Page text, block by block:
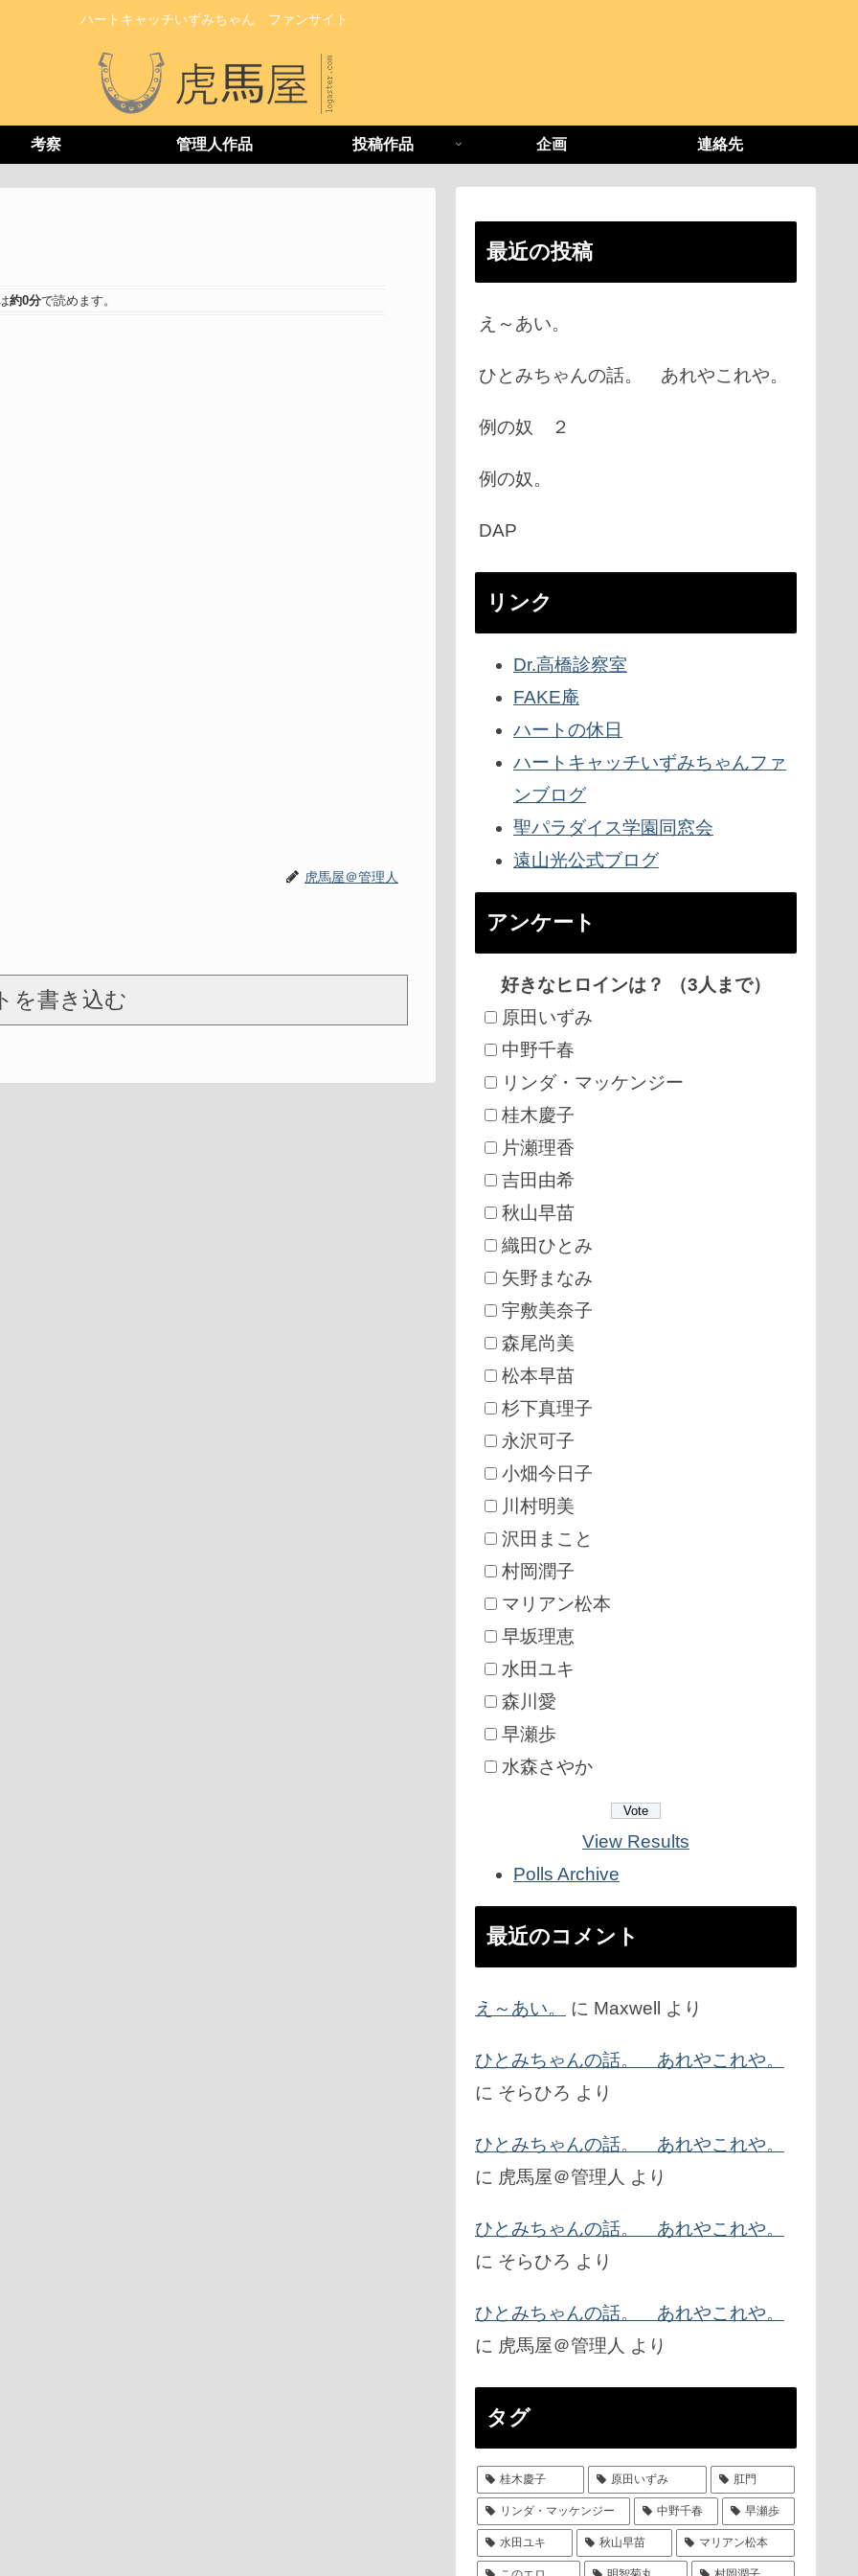
ハートキャッチいずみちゃん ファンサイト
考察 管理人作品 投稿作品 企画 連絡先
約0分で読めます。
虎馬屋＠管理人
を書き込む
最近の投稿
え～あい。
ひとみちゃんの話。 あれやこれや。
例の奴 ２
例の奴。
DAP
リンク
Dr.高橋診察室
FAKE庵
ハートの休日
ハートキャッチいずみちゃんファ
ンブログ
聖パラダイス学園同窓会
遠山光公式ブログ
アンケート
好きなヒロインは？ （3人まで）
原田いずみ
中野千春
リンダ・マッケンジー
桂木慶子
片瀬理香
吉田由希
秋山早苗
織田ひとみ
矢野まなみ
宇敷美奈子
森尾尚美
松本早苗
杉下真理子
永沢可子
小畑今日子
川村明美
沢田まこと
村岡潤子
マリアン松本
早坂理恵
水田ユキ
森川愛
早瀬歩
水森さやか
View Results
Polls Archive
最近のコメント
え～あい。 に Maxwell より
ひとみちゃんの話。 あれやこれや。
に そらひろ より
ひとみちゃんの話。 あれやこれや。
に 虎馬屋＠管理人 より
ひとみちゃんの話。 あれやこれや。
に そらひろ より
ひとみちゃんの話。 あれやこれや。
に 虎馬屋＠管理人 より
タグ
桂木慶子 原田いずみ 肛門
リンダ・マッケンジー 中野千春 早瀬歩
水田ユキ 秋山早苗 マリアン松本